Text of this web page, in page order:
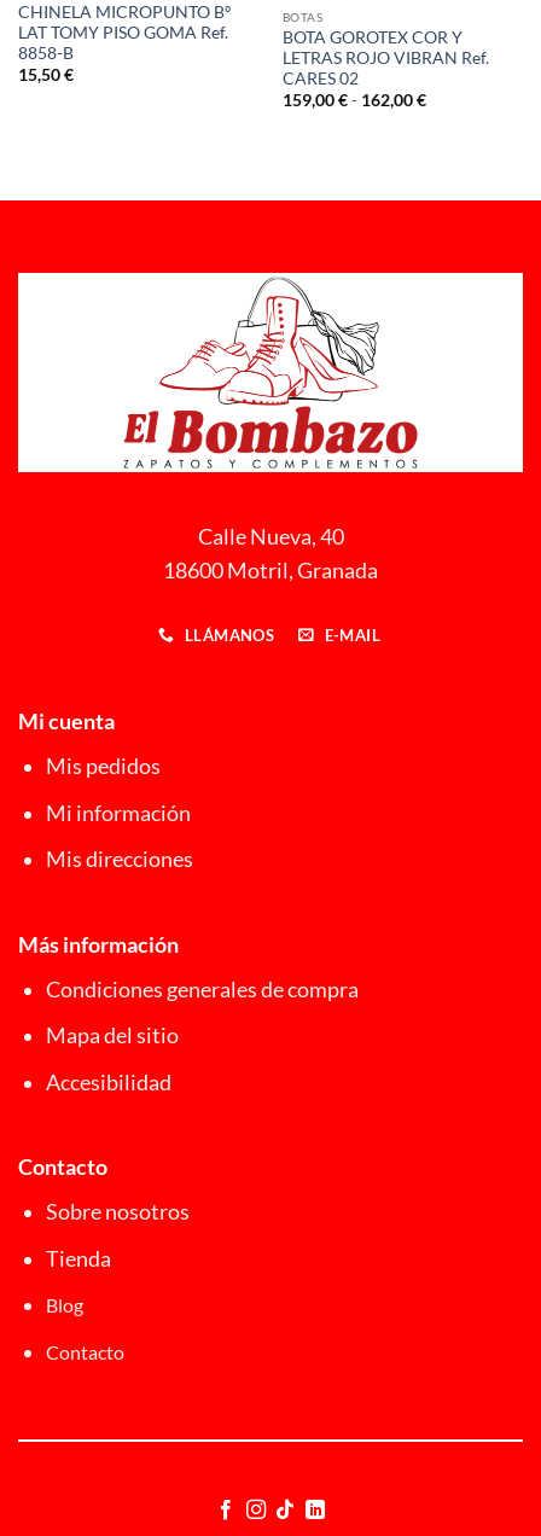
CHINELA MICROPUNTO Bº
LAT TOMY PISO GOMA Ref.
8858-B
15,50€
BOTAS
BOTA GOROTEX COR Y
LETRAS ROJO VIBRAN Ref.
CARES 02
159,00€ - 162,00€Rango
Calle Nueva, 40
18600 Motril, Granada
LLÁMANOS E-MAIL
Mi cuenta
Mis pedidos
Mi información
Mis direcciones
Más información
Condiciones generales de compra
Mapa del sitio
Accesibilidad
Contacto
Sobre nosotros
Tienda
Blog
Contacto